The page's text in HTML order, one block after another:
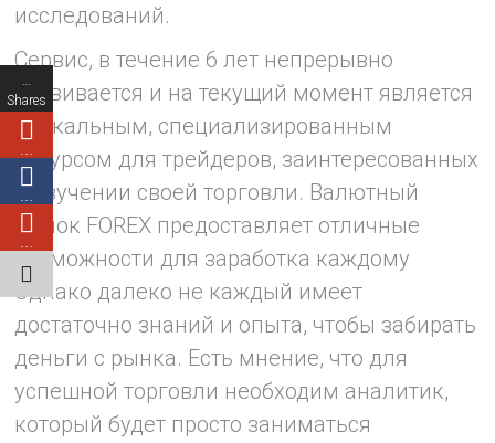
исследований.
Сервис, в течение 6 лет непрерывно
развивается и на текущий момент является
уникальным, специализированным
ресурсом для трейдеров, заинтересованных
в изучении своей торговли. Валютный
рынок FOREX предоставляет отличные
возможности для заработка каждому
Однако далеко не каждый имеет
достаточно знаний и опыта, чтобы забирать
деньги с рынка. Есть мнение, что для
успешной торговли необходим аналитик,
который будет просто заниматься
…
Shares
…
…
…